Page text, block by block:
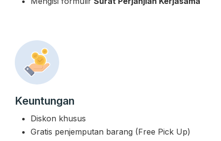
Keuntungan
Diskon khusus
Gratis penjemputan barang (Free Pick Up)